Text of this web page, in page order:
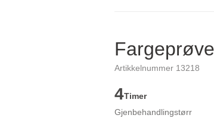
Artikkelnummer 13218
4Timer
Gjenbehandlingstørr